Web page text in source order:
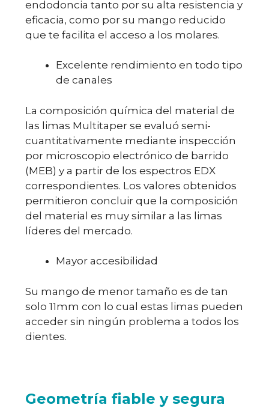
endodoncia tanto por su alta resistencia y
eficacia, como por su mango reducido
que te facilita el acceso a los molares.
Excelente rendimiento en todo tipo
de canales
La composición química del material de
las limas Multitaper se evaluó semi-
cuantitativamente mediante inspección
por microscopio electrónico de barrido
(MEB) y a partir de los espectros EDX
correspondientes. Los valores obtenidos
permitieron concluir que la composición
del material es muy similar a las limas
líderes del mercado.
Mayor accesibilidad
Su mango de menor tamaño es de tan
solo 11mm con lo cual estas limas pueden
acceder sin ningún problema a todos los
dientes.
Geometría fiable y segura